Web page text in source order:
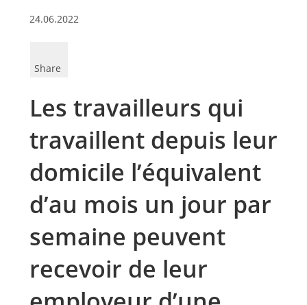
24.06.2022
Share
Les travailleurs qui
travaillent depuis leur
domicile l’équivalent
d’au mois un jour par
semaine peuvent
recevoir de leur